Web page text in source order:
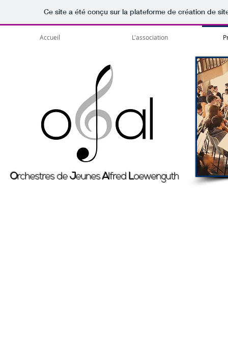
Ce site a été conçu sur la plateforme de création de
Accueil L'association
Orchestres deJeunesAlfredLoewenguth